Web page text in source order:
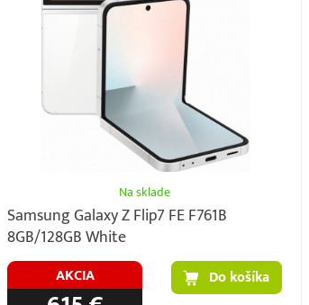
Na sklade
Samsung Galaxy Z Flip7 FE F761B
8GB/128GB White
AKCIA Do košíka